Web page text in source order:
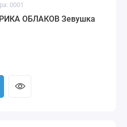
0001
ОБЛАКОВ Зевушка